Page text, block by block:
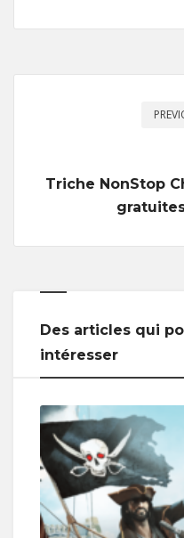
Triche NonStop
Des articles qui
intéresser